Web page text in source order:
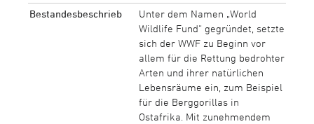
Bestandesbeschrieb
Unter dem Namen „World
Wildlife Fund“ gegründet, setzte
sich der WWF zu Beginn vor
allem für die Rettung bedrohter
Arten und ihrer natürlichen
Lebensräume ein, zum Beispiel
für die Berggorillas in
Ostafrika. Mit zunehmendem